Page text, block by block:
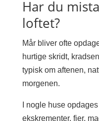
Har du
loftet?
Mår bliver ofte
hurtige skridt,
typisk om aftenen,
morgenen.
I nogle huse
ekskrementer, fjer,